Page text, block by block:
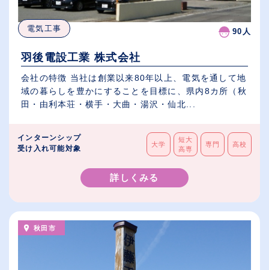
電気工事 90人
羽後電設工業 株式会社
会社の特徴 当社は創業以来80年以上、電気を通して地
域の暮らしを豊かにすることを目標に、県内8カ所（秋
田・由利本荘・横手・大曲・湯沢・仙北...
インターンシップ
受け入れ可能対象
大学
短大
高専
専門 高校
詳しくみる
秋田市